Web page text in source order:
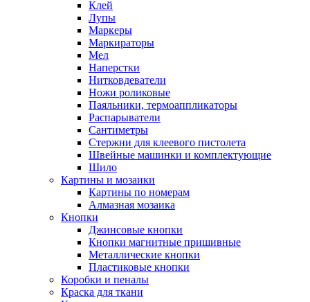
Клей
Лупы
Маркеры
Маркираторы
Мел
Наперстки
Нитковдеватели
Ножи роликовые
Паяльники, термоаппликаторы
Распарыватели
Сантиметры
Стержни для клеевого пистолета
Швейные машинки и комплектующие
Шило
Картины и мозаики
Картины по номерам
Алмазная мозаика
Кнопки
Джинсовые кнопки
Кнопки магнитные пришивные
Металлические кнопки
Пластиковые кнопки
Коробки и пеналы
Краска для ткани